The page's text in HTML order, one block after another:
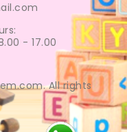
- 17.00
All rights